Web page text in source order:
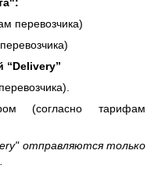
перевозчика)
“Delivery”
(согласно тарифам
отправляются только